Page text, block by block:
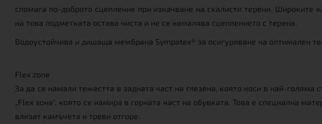
спомага по-доброто сцепление при изкачване на скалисти терени. Широките
на това подметката остава чиста и не се намалява сцеплението с терена.
Водоустойчива и дишаща мембрана Sympatex® за осигуряване на оптимален
Flex zone
За да се намали тежестта в задната част на глезена, която носи в най-
„Flex зона", която се намира в горната част на обувката. Това е специална
влизат камъчета и треви отгоре.